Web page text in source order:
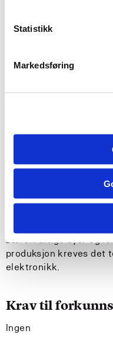
Statistikk
Markedsføring
Studenten kan
erfaringer med
Studenten evner å
Innholdet i emnet er
bærekraftige byer og
produksjon kreves det
elektronikk.
Krav til
Ingen